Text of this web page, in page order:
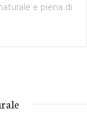
e piena di